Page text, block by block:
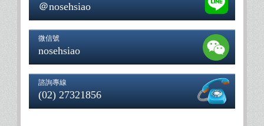
＠nosehsiao
微信號
nosehsiao
諮詢專線
(02) 27321856